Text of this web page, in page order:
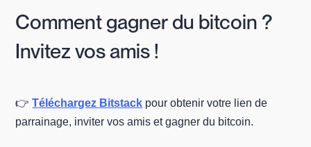
Comment gagner du bitcoin ?
Invitez vos amis !
👉Téléchargez Bitstack pour obtenir votre lien de
parrainage, inviter vos amis et gagner du bitcoin.